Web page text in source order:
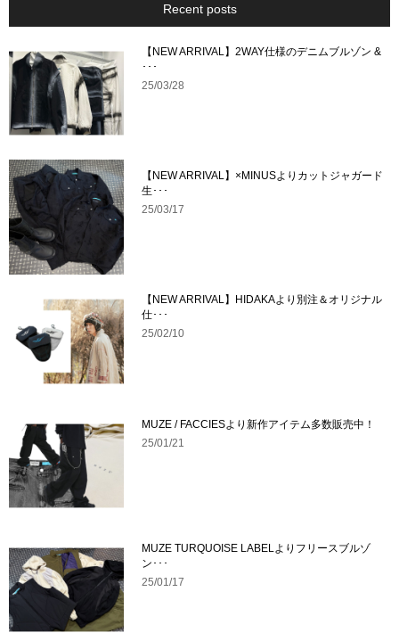
Recent posts
【NEW ARRIVAL】2WAY仕様のデニムブルゾン &
･･･
25/03/28
【NEW ARRIVAL】×MINUSよりカットジャガード
生･･･
25/03/17
【NEW ARRIVAL】HIDAKAより別注＆オリジナル
仕･･･
25/02/10
MUZE / FACCIESより新作アイテム多数販売中！
25/01/21
MUZE TURQUOISE LABELよりフリースブルゾ
ン･･･
25/01/17